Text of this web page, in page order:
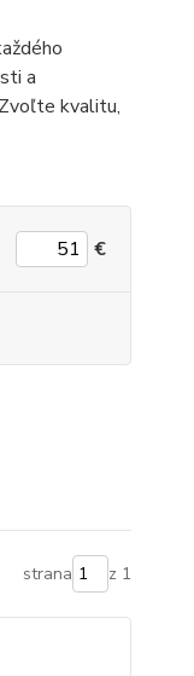
a
kvalitu,
€
strana z 1